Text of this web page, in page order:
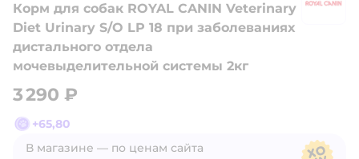
Корм для собак ROYAL CANIN Veterinary
Diet Urinary S/O LP 18 при заболеваниях
дистального отдела
мочевыделительной системы 2кг
3 290 ₽
+65,80
В магазине — по ценам сайта